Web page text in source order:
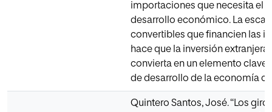
importaciones que necesita el
desarrollo económico. La
convertibles que financien las
hace que la inversión extranjera
convierta en un elemento clave
de desarrollo de la economía
Quintero Santos, José. “Los